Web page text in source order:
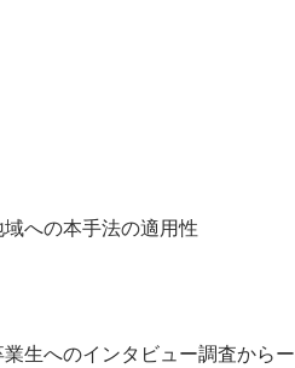
への本手法の適用性
生へのインタビュー調査からー